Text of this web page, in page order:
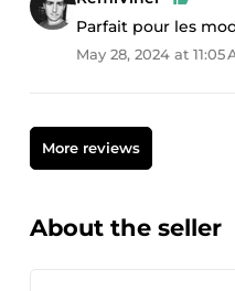
Parfait pour les
May 28, 2024 at 11:05
More reviews
About the seller